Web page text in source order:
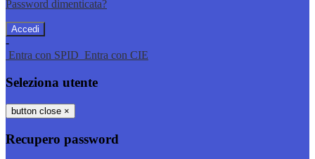
Password dimenticata?
-
Entra con SPID Entra con CIE
Seleziona utente
button close ×
Recupero password